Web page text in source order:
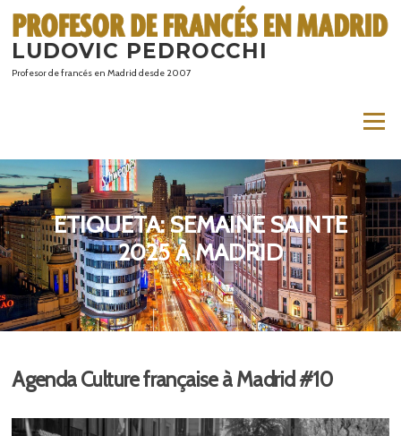
contenido
LUDOVIC PEDROCCHI
Profesor de francés en Madrid desde 2007
Menú
ETIQUETA:SEMAINE SAINTE
2025 À MADRID
Agenda Culture française à Madrid #10